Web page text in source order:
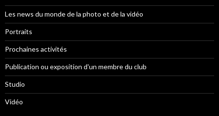
Les news du monde de la photo et de la vidéo
Portraits
Prochaines activités
Publication ou exposition d'un membre du club
Studio
Vidéo